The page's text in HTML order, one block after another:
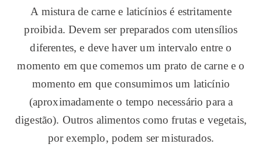
A mistura de carne e laticínios é estritamente
proibida. Devem ser preparados com utensílios
diferentes, e deve haver um intervalo entre o
momento em que comemos um prato de carne e o
momento em que consumimos um laticínio
(aproximadamente o tempo necessário para a
digestão). Outros alimentos como frutas e vegetais,
por exemplo, podem ser misturados.